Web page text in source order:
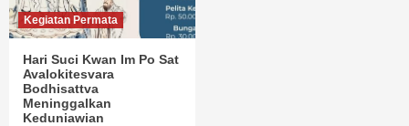
Kegiatan Permata
Hari Suci Kwan Im Po Sat
Avalokitesvara
Bodhisattva
Meninggalkan
Keduniawian